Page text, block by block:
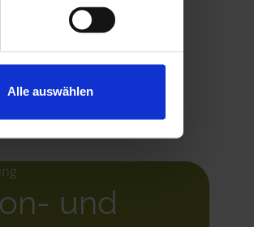
Alle auswählen
und